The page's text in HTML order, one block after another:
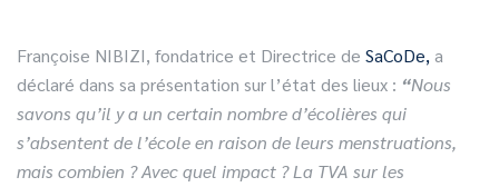
Françoise NIBIZI, fondatrice et Directrice de SaCoDe, a
déclaré dans sa présentation sur l’état des lieux : “Nous
savons qu’il y a un certain nombre d’écolières qui
s’absentent de l’école en raison de leurs menstruations,
mais combien ? Avec quel impact ? La TVA sur les